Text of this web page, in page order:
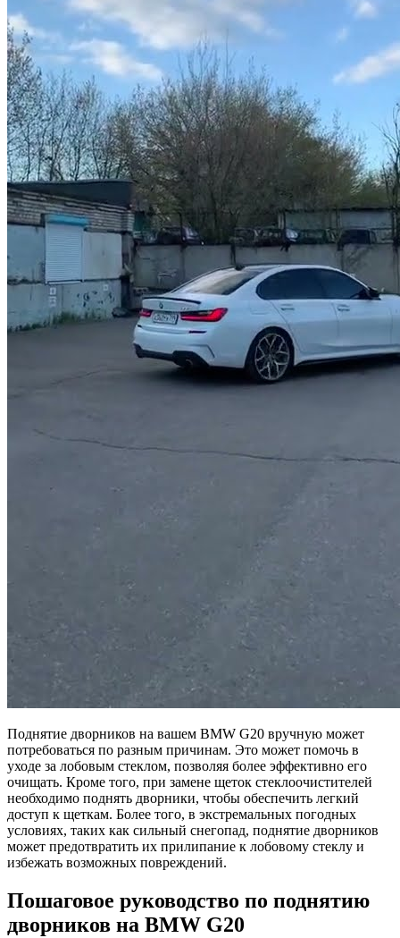
Поднятие дворников на вашем BMW G20 вручную может
потребоваться по разным причинам. Это может помочь в
уходе за лобовым стеклом, позволяя более эффективно его
очищать. Кроме того, при замене щеток стеклоочистителей
необходимо поднять дворники, чтобы обеспечить легкий
доступ к щеткам. Более того, в экстремальных погодных
условиях, таких как сильный снегопад, поднятие дворников
может предотвратить их прилипание к лобовому стеклу и
избежать возможных повреждений.
Пошаговое руководство по поднятию
дворников на BMW G20